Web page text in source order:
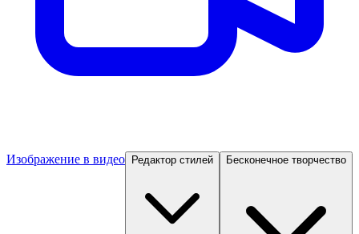
Изображение в видео Редактор стилей Бесконечное творчество